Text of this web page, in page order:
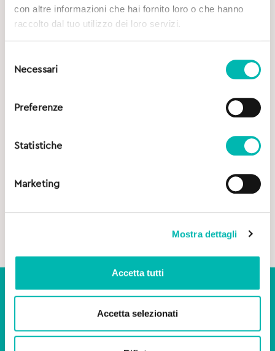
con altre informazioni che hai fornito loro o che hanno
raccolto dal tuo utilizzo dei loro servizi.
delNecessari
Preferenze
Statistiche
Marketing
Mostra dettagli
Accetta tutti
Accetta selezionati
Scheda prodotto
Iscriviti alla Newsletter per essere
sempre al corrente di tutto e